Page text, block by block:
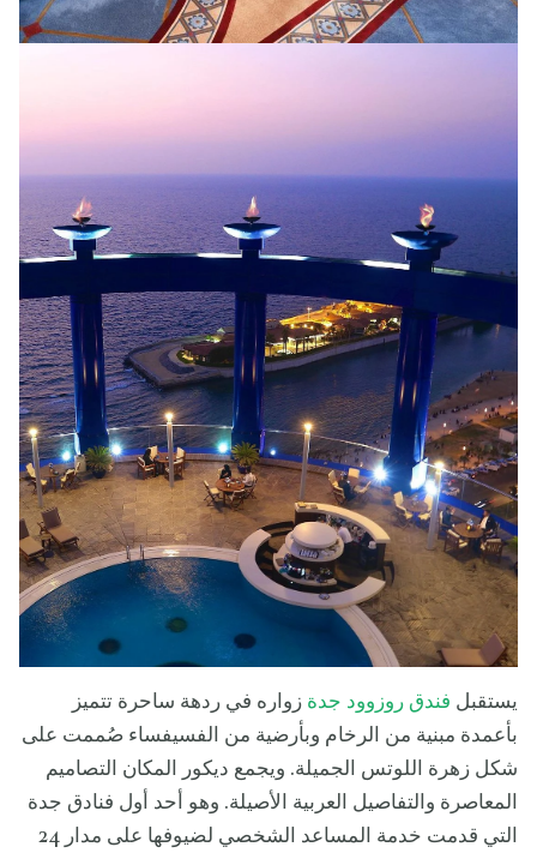
يستقبل فندق روزوود جدة زواره في ردهة ساحرة تتميز
بأعمدة مبنية من الرخام وبأرضية من الفسيفساء صُممت على
شكل زهرة اللوتس الجميلة. ويجمع ديكور المكان التصاميم
المعاصرة والتفاصيل العربية الأصيلة. وهو أحد أول فنادق جدة
التي قدمت خدمة المساعد الشخصي لضيوفها على مدار 24